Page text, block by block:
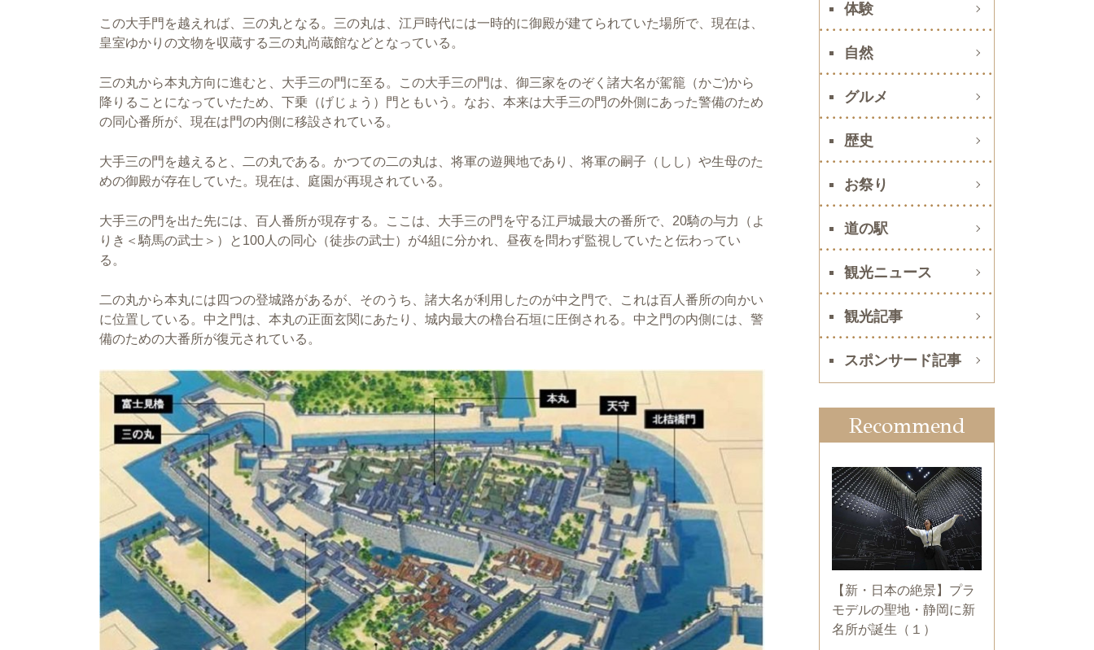
この大手門を越えれば、三の丸となる。三の丸は、江戸時代には一時的に御殿が建てられていた場所で、現在は、
皇室ゆかりの文物を収蔵する三の丸尚蔵館などとなっている。
三の丸から本丸方向に進むと、大手三の門に至る。この大手三の門は、御三家をのぞく諸大名が駕籠（かご)から
降りることになっていたため、下乗（げじょう）門ともいう。なお、本来は大手三の門の外側にあった警備のため
の同心番所が、現在は門の内側に移設されている。
大手三の門を越えると、二の丸である。かつての二の丸は、将軍の遊興地であり、将軍の嗣子（しし）や生母のた
めの御殿が存在していた。現在は、庭園が再現されている。
大手三の門を出た先には、百人番所が現存する。ここは、大手三の門を守る江戸城最大の番所で、20騎の与力（よ
りき＜騎馬の武士＞）と100人の同心（徒歩の武士）が4組に分かれ、昼夜を問わず監視していたと伝わってい
る。
二の丸から本丸には四つの登城路があるが、そのうち、諸大名が利用したのが中之門で、これは百人番所の向かい
に位置している。中之門は、本丸の正面玄関にあたり、城内最大の櫓台石垣に圧倒される。中之門の内側には、警
備のための大番所が復元されている。
体験
自然
グルメ
歴史
お祭り
道の駅
観光ニュース
観光記事
スポンサード記事
Recommend
【新・日本の絶景】プラ
モデルの聖地・静岡に新
名所が誕生（１）